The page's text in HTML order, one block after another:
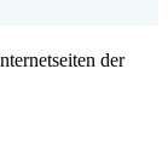
der